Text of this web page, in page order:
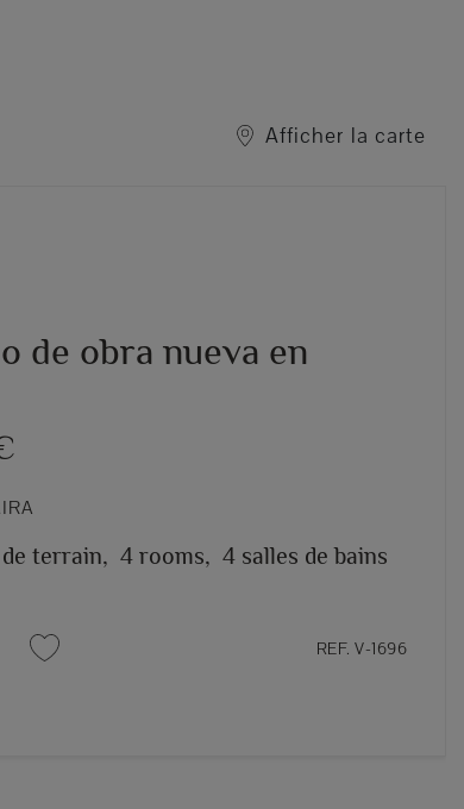
Afficher la carte
de obra nueva en
de terrain, 4 rooms, 4 salles de bains
REF. V-1696